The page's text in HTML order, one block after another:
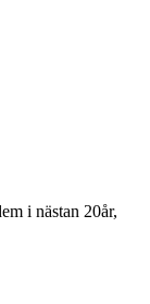
i nästan 20år,